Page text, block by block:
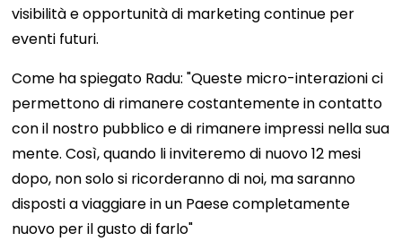
visibilità e opportunità di marketing continue per
eventi futuri.
Come ha spiegato Radu: "Queste micro-interazioni ci
permettono di rimanere costantemente in contatto
con il nostro pubblico e di rimanere impressi nella sua
mente. Così, quando li inviteremo di nuovo 12 mesi
dopo, non solo si ricorderanno di noi, ma saranno
disposti a viaggiare in un Paese completamente
nuovo per il gusto di farlo"